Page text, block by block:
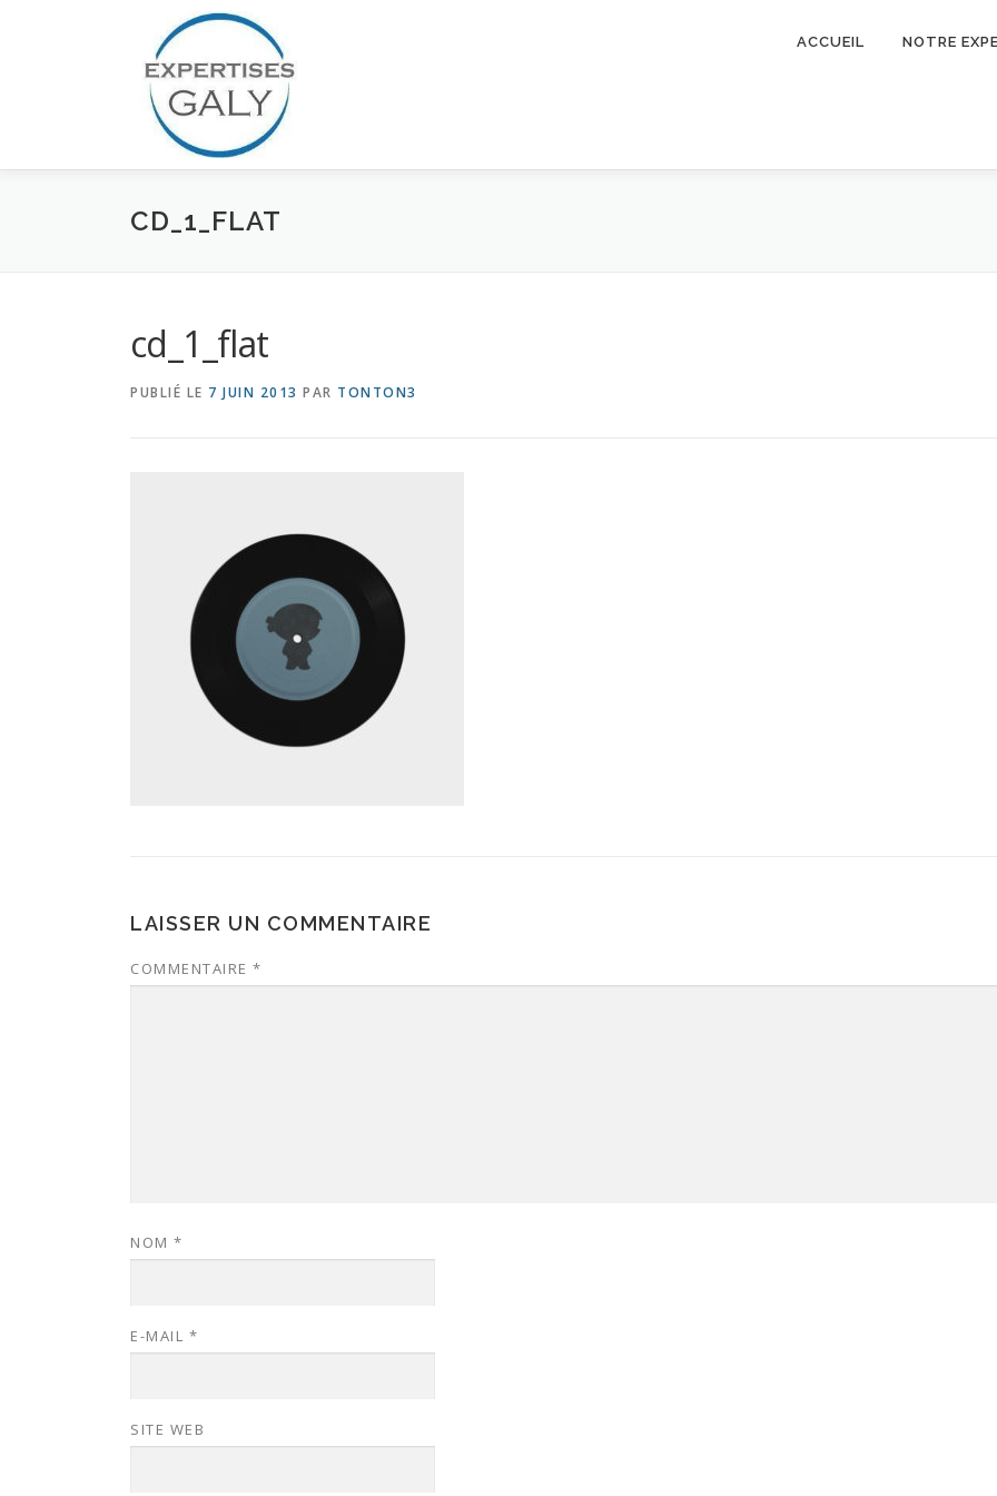
ACCUEIL NOTRE
CD_1_FLAT
cd_1_flat
PUBLIÉ LE 7 JUIN 2013 PAR TONTON3
LAISSER UN COMMENTAIRE
COMMENTAIRE *
NOM *
E-MAIL *
SITE WEB